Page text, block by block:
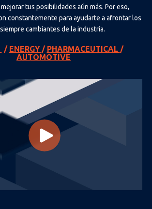
tus posibilidades aún más. Por eso,
constantemente para ayudarte a afrontar los
cambiantes de la industria.
/ ENERGY / PHARMACEUTICAL /
AUTOMOTIVE